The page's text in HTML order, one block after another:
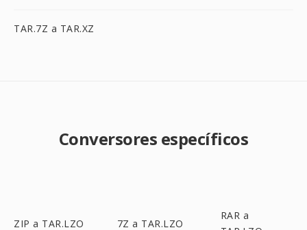
TAR.7Z a TAR.XZ
Conversores específicos
ZIP a TAR.LZO 7Z a TAR.LZO
RAR a